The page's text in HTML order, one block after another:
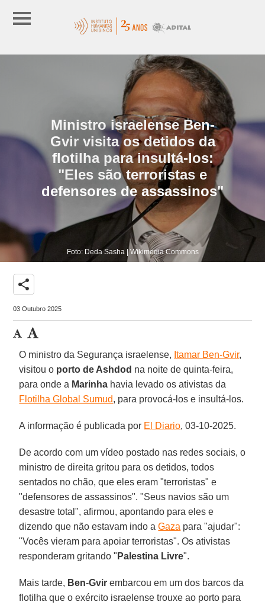
Ministro israelense Ben-
Gvir visita os detidos da
flotilha para insultá-los:
"Eles são terroristas e
defensores de assassinos"
Foto: Deda Sasha | Wikimedia Commons
share
03 Outubro 2025
O ministro da Segurança israelense, Itamar Ben-Gvir,
visitou o porto de Ashdod na noite de quinta-feira,
para onde a Marinha havia levado os ativistas da
Flotilha Global Sumud, para provocá-los e insultá-los.
A informação é publicada por El Diario, 03-10-2025.
De acordo com um vídeo postado nas redes sociais, o
ministro de direita gritou para os detidos, todos
sentados no chão, que eles eram "terroristas" e
"defensores de assassinos". "Seus navios são um
desastre total", afirmou, apontando para eles e
dizendo que não estavam indo aGaza para "ajudar":
"Vocês vieram para apoiar terroristas". Os ativistas
responderam gritando " Palestina Livre".
Mais tarde, Ben-Gvir embarcou em um dos barcos da
flotilha que o exército israelense trouxe ao porto para